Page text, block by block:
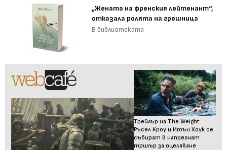
„Жената на френския лейтенант“,
отказала ролята на грешница
В библиотеката
Трейлър на The Weight:
Ръсел Кроу и Итън Хоук се
събират в напрегнат
трилър за оцеляване